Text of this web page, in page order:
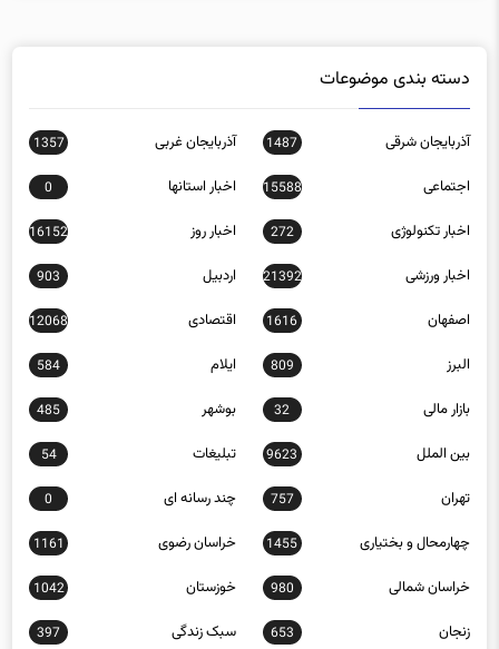
دسته بندی موضوعات
آذربایجان شرقی 1487 آذربایجان غربی 1357
اجتماعی 15588 اخبار استانها 0
اخبار تکنولوژی 272 اخبار روز 16152
اخبار ورزشی 21392 اردبیل 903
اصفهان 1616 اقتصادی 12068
البرز 809 ایلام 584
بازار مالی 32 بوشهر 485
بین الملل 9623 تبلیغات 54
تهران 757 چند رسانه ای 0
چهارمحال و بختیاری 1455 خراسان رضوی 1161
خراسان شمالی 980 خوزستان 1042
زنجان 653 سبک زندگی 397